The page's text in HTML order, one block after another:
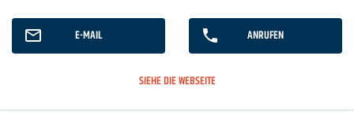
E-MAIL ANRUFEN
SIEHE DIE WEBSEITE